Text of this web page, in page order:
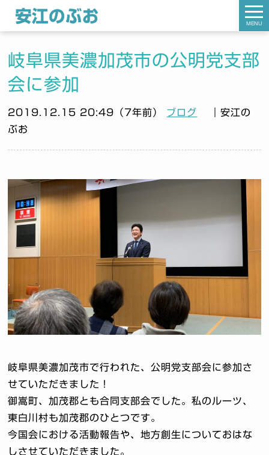
岐阜県美濃加茂市の公明党支部
会に参加
2019.12.15 20:49（7年前） ブログ
｜安江の
ぶお
岐阜県美濃加茂市で行われた、公明党支部会に参加さ
せていただきました！
御嵩町、加茂郡とも合同支部会でした。私のルーツ、
東白川村も加茂郡のひとつです。
今国会における活動報告や、地方創生についておはな
しさせていただきました。
MENU